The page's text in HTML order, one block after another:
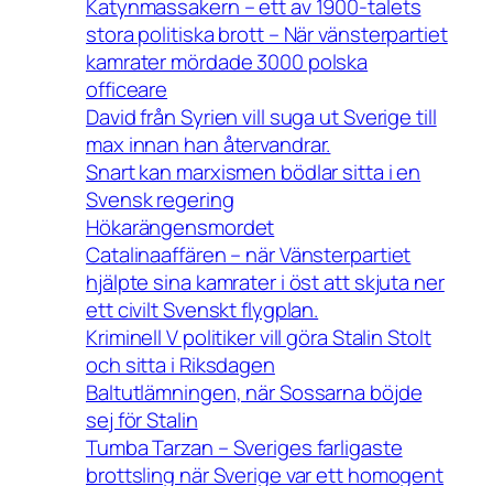
Katynmassakern – ett av 1900-talets
stora politiska brott – När vänsterpartiet
kamrater mördade 3000 polska
officeare
David från Syrien vill suga ut Sverige till
max innan han återvandrar.
Snart kan marxismen bödlar sitta i en
Svensk regering
Hökarängensmordet
Catalinaaffären – när Vänsterpartiet
hjälpte sina kamrater i öst att skjuta ner
ett civilt Svenskt flygplan.
Kriminell V politiker vill göra Stalin Stolt
och sitta i Riksdagen
Baltutlämningen, när Sossarna böjde
sej för Stalin
Tumba Tarzan – Sveriges farligaste
brottsling när Sverige var ett homogent